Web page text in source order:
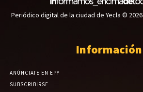
Periódico digital de la ciudad de Yecla © 2026
Información
ANÚNCIATE EN EPY
SUBSCRIBIRSE